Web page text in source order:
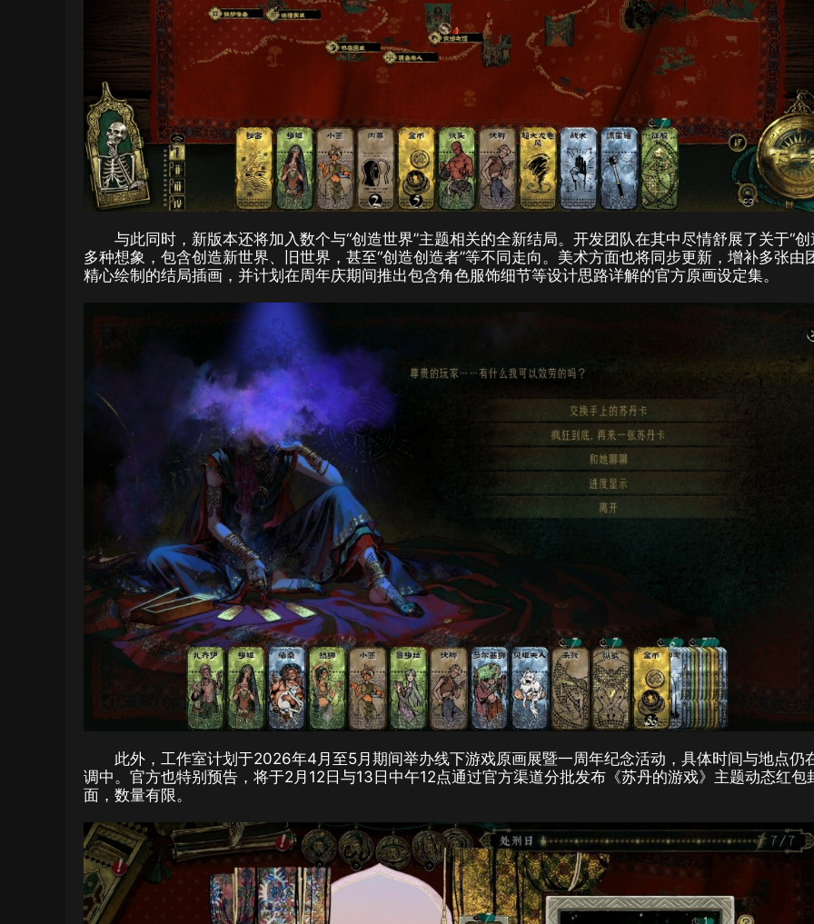
与此同时，新版本还将加入数个与“创造世界”主题相关的全新结局。开发团队在其中尽情舒展了关于“创
多种想象，包含创造新世界、旧世界，甚至“创造创造者”等不同走向。美术方面也将同步更新，增补多张由
精心绘制的结局插画，并计划在周年庆期间推出包含角色服饰细节等设计思路详解的官方原画设定集。
此外，工作室计划于2026年4月至5月期间举办线下游戏原画展暨一周年纪念活动，具体时间与地点仍
调中。官方也特别预告，将于2月12日与13日中午12点通过官方渠道分批发布《苏丹的游戏》主题动态红包
面，数量有限。